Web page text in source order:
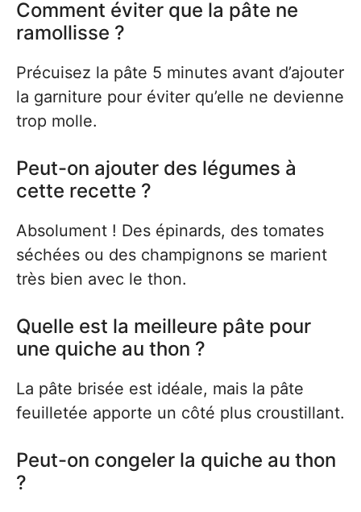
Comment éviter que la pâte ne
ramollisse ?
Précuisez la pâte 5 minutes avant d’ajouter
la garniture pour éviter qu’elle ne devienne
trop molle.
Peut-on ajouter des légumes à
cette recette ?
Absolument ! Des épinards, des tomates
séchées ou des champignons se marient
très bien avec le thon.
Quelle est la meilleure pâte pour
une quiche au thon ?
La pâte brisée est idéale, mais la pâte
feuilletée apporte un côté plus croustillant.
Peut-on congeler la quiche au thon
?